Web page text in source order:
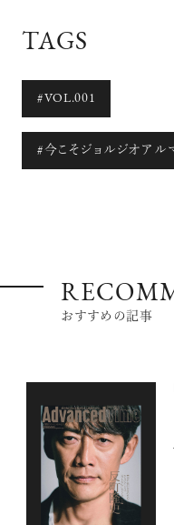
TAGS
#VOL.001
#今こそジョルジオアル
おすすめの記事